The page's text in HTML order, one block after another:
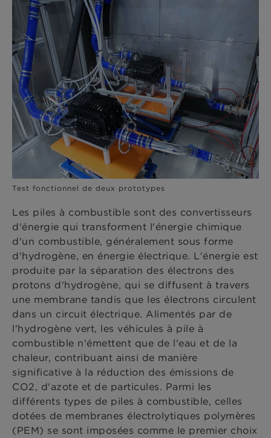
Test fonctionnel de deux prototypes
Les piles à combustible sont des convertisseurs
d'énergie qui transforment l'énergie chimique
d'un combustible, généralement sous forme
d'hydrogène, en énergie électrique. L'énergie est
produite par la séparation des électrons des
protons d'hydrogène, qui se diffusent à travers
une membrane tandis que les électrons circulent
dans un circuit électrique. Alimentés par de
l'hydrogène vert, les véhicules à pile à
combustible n'émettent que de l'eau et de la
chaleur, contribuant ainsi de manière
significative à la réduction des émissions de
CO2, d'azote et de particules. Parmi les
différents types de piles à combustible, celles
dotées de membranes électrolytiques polymères
(PEM) se sont imposées comme le premier choix